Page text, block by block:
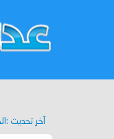
آخر تحديث :